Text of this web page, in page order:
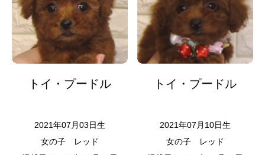
トイ・プードル
2021年07月03日生
女の子
レッド
トイ・プードル
2021年07月10日生
女の子
レッド